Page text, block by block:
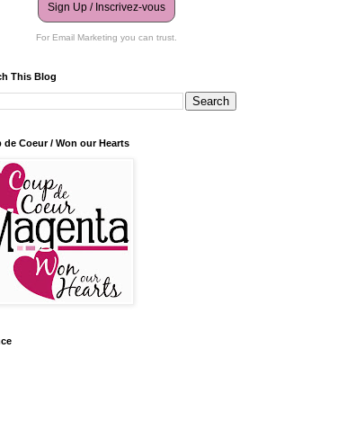
Sign Up / Inscrivez-vous
For Email Marketing you can trust.
This Blog
de Coeur / Won our Hearts